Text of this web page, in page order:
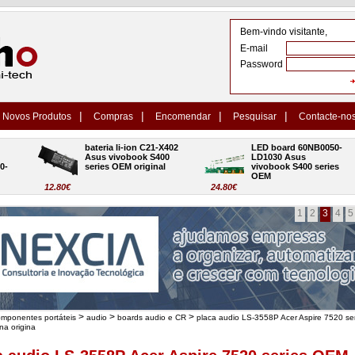
Bem-vindo visitante,
E-mail
Password
Novos Produtos | Compras | Encomendar | Pesquisar | Contacte-
12.80€
bateria li-ion C21-X402
Asus vivobook S400
series OEM original
24.80€
LED board 60NB0050-
LD1030 Asus
vivobook S400 series
OEM
1 2 3 4 5
portáteis > audio > boards audio e CR > placa audio LS-3558P Acer Aspire 7520
origina